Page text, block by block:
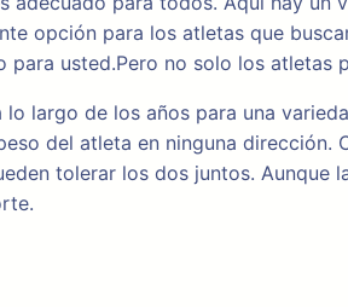
opción para los atletas que
usted.Pero no solo los atletas
largo de los años para una
del atleta en ninguna
tolerar los dos juntos.